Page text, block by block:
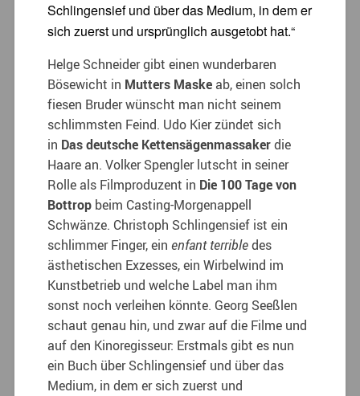
Schlingensief und über das Medium, in dem er
sich zuerst und ursprünglich ausgetobt hat.“
Helge Schneider gibt einen wunderbaren
Bösewicht in Mutters Maske ab, einen solch
fiesen Bruder wünscht man nicht seinem
schlimmsten Feind. Udo Kier zündet sich
in Das deutsche Kettensägenmassakerdie
Haare an. Volker Spengler lutscht in seiner
Rolle als Filmproduzent in Die 100 Tage von
Bottrop beim Casting-Morgenappell
Schwänze. Christoph Schlingensief ist ein
schlimmer Finger, einenfant terribledes
ästhetischen Exzesses, ein Wirbelwind im
Kunstbetrieb und welche Label man ihm
sonst noch verleihen könnte. Georg Seeßlen
schaut genau hin, und zwar auf die Filme und
auf den Kinoregisseur: Erstmals gibt es nun
ein Buch über Schlingensief und über das
Medium, in dem er sich zuerst und